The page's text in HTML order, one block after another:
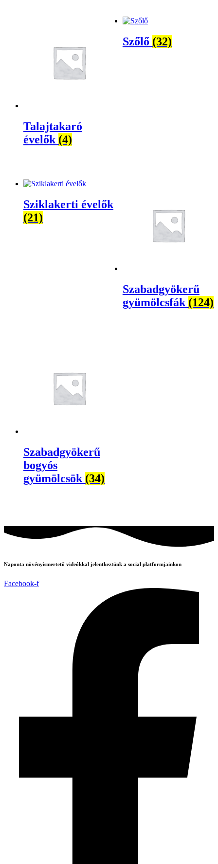
Talajtakaró
évelők (4)
Szőlő (32)
Sziklakerti évelők
(21)
Szabadgyökerű
gyümölcsfák (124)
Szabadgyökerű
bogyós
gyümölcsök (34)
Naponta növényismertető videókkal jelentkeztünk a social platformjainkon
Facebook-f